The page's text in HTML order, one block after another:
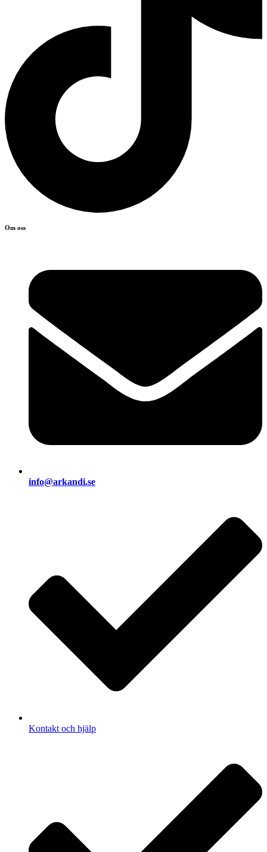
Om oss
info@arkandi.se
Kontakt och hjälp